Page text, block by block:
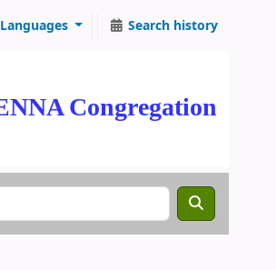
Languages Search history
Congregation